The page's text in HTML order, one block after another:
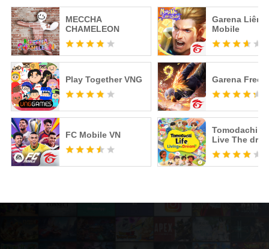
MECCHA
CHAMELEON
Play Together VNG
FC Mobile VN
Garena Liên
Mobile
Garena Free
Tomodachi
Live The